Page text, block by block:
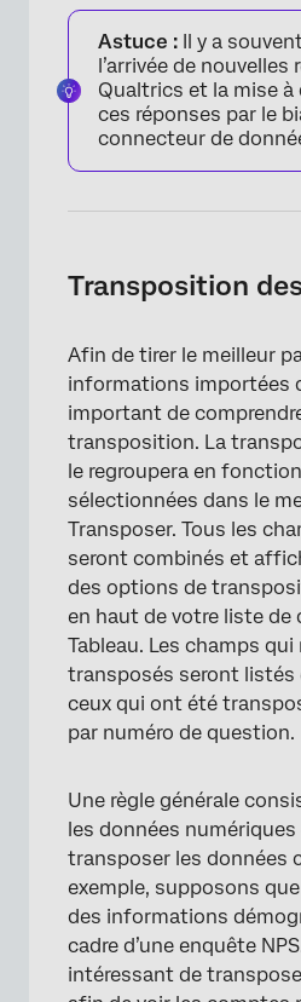
Astuce : Il y a
l’arrivée de nouvelles
Qualtrics et la mise
ces réponses par le
connecteur de
Transposition
Afin de tirer le meilleur
informations importées
important de
transposition. La
le regroupera en
sélectionnées dans le
Transposer. Tous les
seront combinés et
des options de
en haut de votre liste de
Tableau. Les champs
transposés seront listés
ceux qui ont été
par numéro de question.
Une règle générale
les données numériques
transposer les données
exemple, supposons
des informations
cadre d’une enquête
intéressant de